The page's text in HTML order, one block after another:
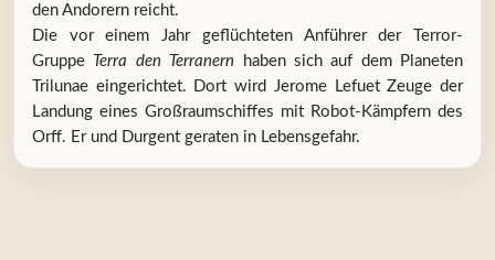
den Andorern reicht.
Die vor einem Jahr geflüchteten Anführer der Terror-
Gruppe
Terra den Terranern haben sich auf dem Planeten
Trilunae eingerichtet. Dort wird Jerome Lefuet Zeuge der
Landung eines Großraumschiffes mit Robot-Kämpfern des
Orff. Er und Durgent geraten in Lebensgefahr.